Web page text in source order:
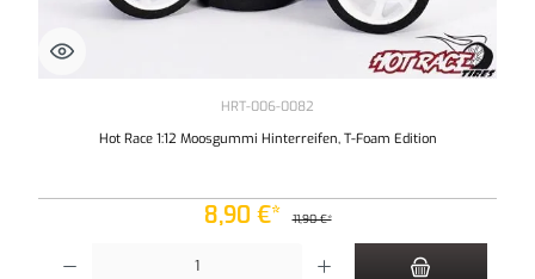
HRT-006-0082
Hot Race 1:12 Moosgummi Hinterreifen, T-Foam Edition
8,90 €* 11,90 €*